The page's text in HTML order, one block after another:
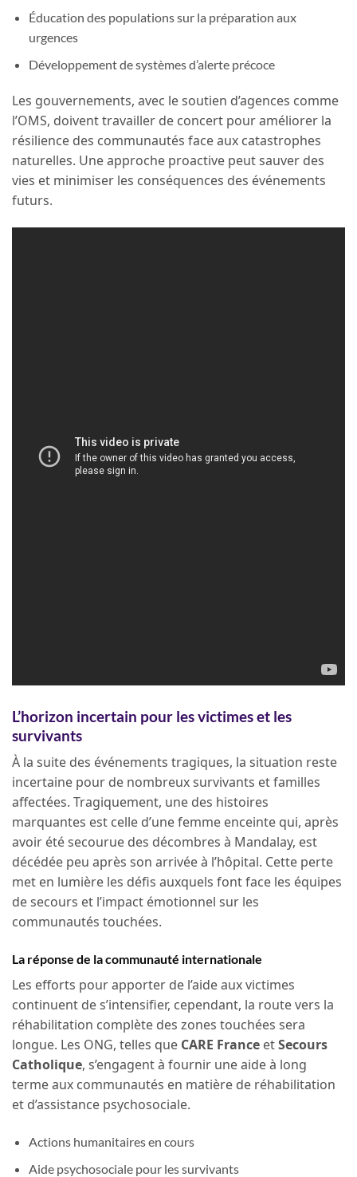
Éducation des populations sur la préparation aux
urgences
Développement de systèmes d’alerte précoce
Les gouvernements, avec le soutien d’agences comme
l’OMS, doivent travailler de concert pour améliorer la
résilience des communautés face aux catastrophes
naturelles. Une approche proactive peut sauver des
vies et minimiser les conséquences des événements
futurs.
L’horizon incertain pour les victimes et les
survivants
À la suite des événements tragiques, la situation reste
incertaine pour de nombreux survivants et familles
affectées. Tragiquement, une des histoires
marquantes est celle d’une femme enceinte qui, après
avoir été secourue des décombres à Mandalay, est
décédée peu après son arrivée à l’hôpital. Cette perte
met en lumière les défis auxquels font face les équipes
de secours et l’impact émotionnel sur les
communautés touchées.
La réponse de la communauté internationale
Les efforts pour apporter de l’aide aux victimes
continuent de s’intensifier, cependant, la route vers la
réhabilitation complète des zones touchées sera
longue. Les ONG, telles que CARE France etSecours
Catholique, s’engagent à fournir une aide à long
terme aux communautés en matière de réhabilitation
et d’assistance psychosociale.
Actions humanitaires en cours
Aide psychosociale pour les survivants